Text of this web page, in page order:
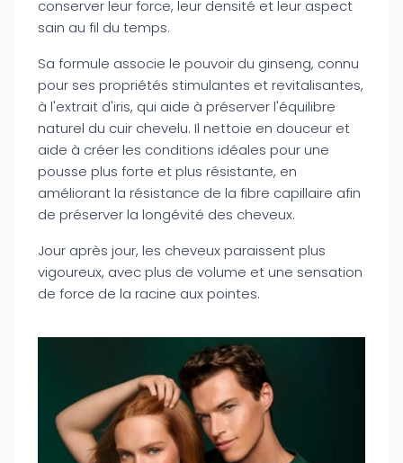
conserver leur force, leur densité et leur aspect
sain au fil du temps.
Sa formule associe le pouvoir du ginseng, connu
pour ses propriétés stimulantes et revitalisantes,
à l'extrait d'iris, qui aide à préserver l'équilibre
naturel du cuir chevelu. Il nettoie en douceur et
aide à créer les conditions idéales pour une
pousse plus forte et plus résistante, en
améliorant la résistance de la fibre capillaire afin
de préserver la longévité des cheveux.
Jour après jour, les cheveux paraissent plus
vigoureux, avec plus de volume et une sensation
de force de la racine aux pointes.